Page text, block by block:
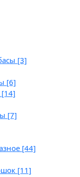
[3]
[6]
[14]
[7]
[44]
[11]